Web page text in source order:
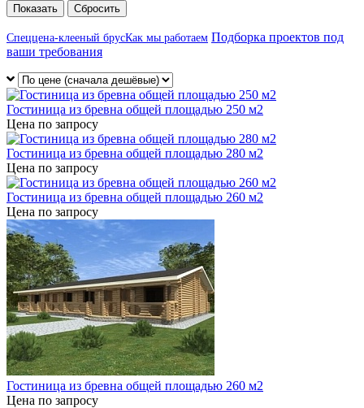
Сбросить
Спеццена-клееный брусКак мы работаем Подборка проектов под
ваши требования
Гостиница из бревна общей площадью 250 м2
Цена по запросу
Гостиница из бревна общей площадью 280 м2
Цена по запросу
Гостиница из бревна общей площадью 260 м2
Цена по запросу
Гостиница из бревна общей площадью 260 м2
Цена по запросу